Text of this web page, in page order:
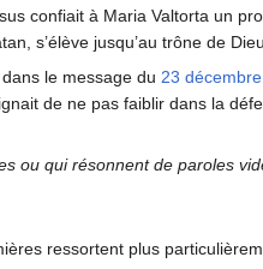
confiait à Maria Valtorta un
s’élève jusqu’au trône de
le message du 23
de ne pas faiblir dans la
ou qui résonnent de paroles
ressortent plus